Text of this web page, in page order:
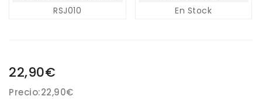
RSJ010 En Stock
22,90€
Precio:22,90€